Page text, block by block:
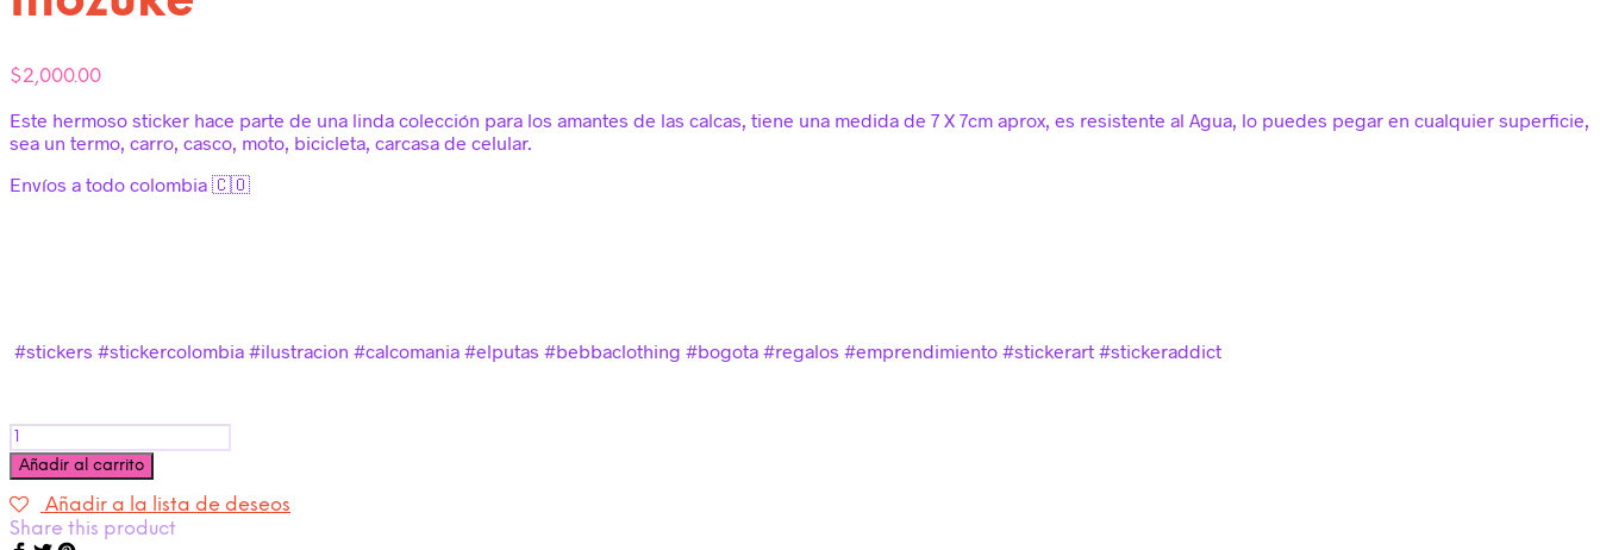
$2,000.00
Este hermoso sticker hace parte de una linda colección para los amantes de las calcas, tiene una medida de 7 X 7cm aprox, es resistente al Agua, lo puedes pegar en cualquier superficie,
sea un termo, carro, casco, moto, bicicleta, carcasa de celular.
Envíos a todo colombia 🇨🇴
#stickers #stickercolombia #ilustracion #calcomania #elputas #bebbaclothing #bogota #regalos #emprendimiento #stickerart #stickeraddict
Cantidad
Añadir al carrito
Añadir a la lista de deseos
Share this product